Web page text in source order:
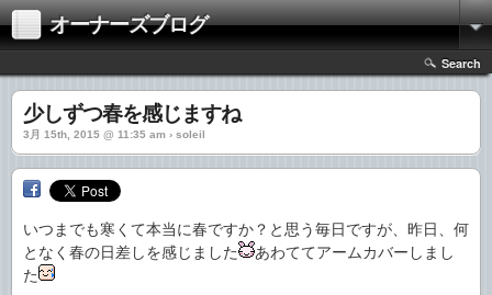
オーナーズブログ
Search
少しずつ春を感じますね
3月 15th, 2015 @ 11:35 am › soleil
いつまでも寒くて本当に春ですか？と思う毎日ですが、昨日、何
となく春の日差しを感じました
あわててアームカバーしまし
た